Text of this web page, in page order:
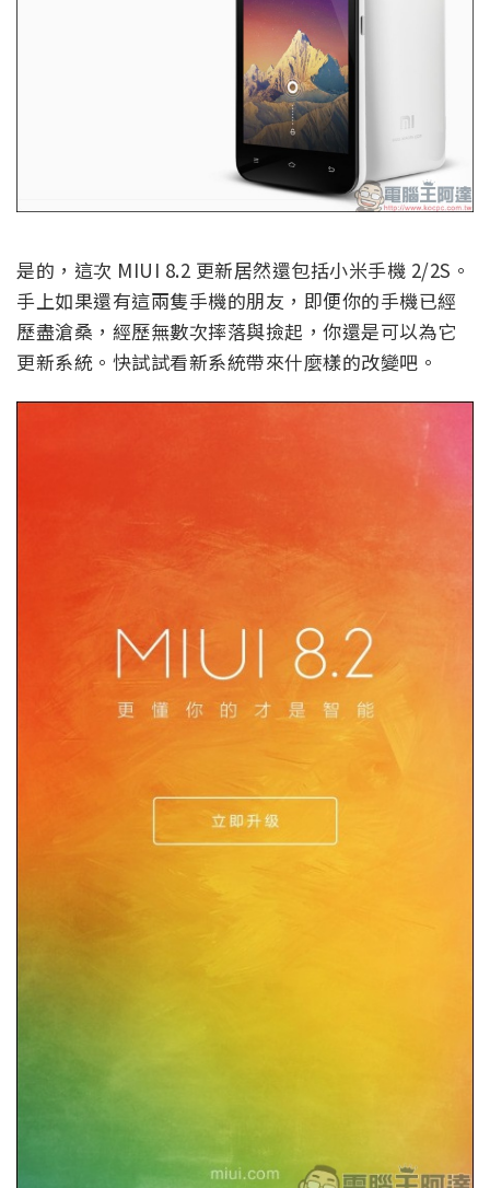
是的，這次 MIUI 8.2 更新居然還包括小米手機 2/2S。
手上如果還有這兩隻手機的朋友，即便你的手機已經
歷盡滄桑，經歷無數次摔落與撿起，你還是可以為它
更新系統。快試試看新系統帶來什麼樣的改變吧。